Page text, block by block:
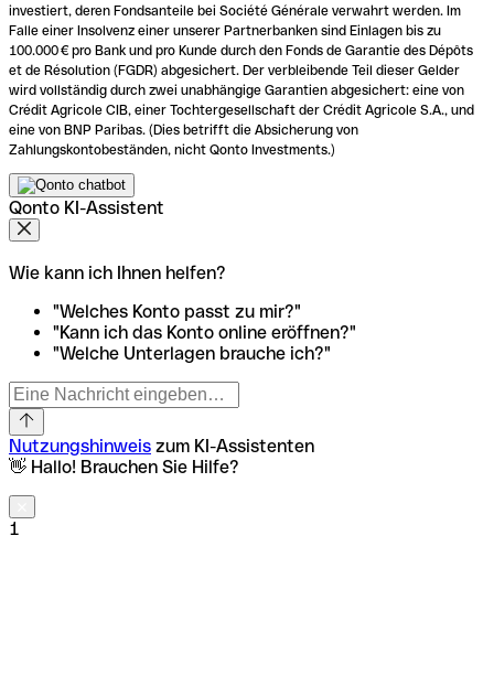
investiert, deren Fondsanteile bei Société Générale verwahrt werden. Im
Falle einer Insolvenz einer unserer Partnerbanken sind Einlagen bis zu
100.000 € pro Bank und pro Kunde durch den Fonds de Garantie des Dépôts
et de Résolution (FGDR) abgesichert. Der verbleibende Teil dieser Gelder
wird vollständig durch zwei unabhängige Garantien abgesichert: eine von
Crédit Agricole CIB, einer Tochtergesellschaft der Crédit Agricole S.A., und
eine von BNP Paribas. (Dies betrifft die Absicherung von
Zahlungskontobeständen, nicht Qonto Investments.)
Qonto KI-Assistent
Wie kann ich Ihnen helfen?
"Welches Konto passt zu mir?"
"Kann ich das Konto online eröffnen?"
"Welche Unterlagen brauche ich?"
Nutzungshinweis zum KI-Assistenten
👋 Hallo! Brauchen Sie Hilfe?
1